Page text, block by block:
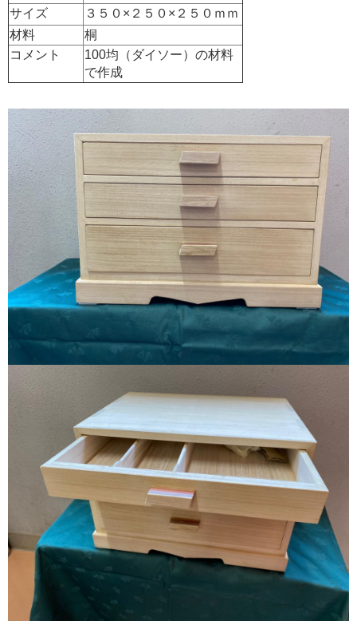
サイズ
３５０×２５０×２５０ｍｍ
材料
桐
コメント
100均（ダイソー）の材料
で作成